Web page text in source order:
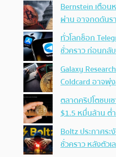
Bernstein เตือน
ผ่าน อาจกดดันร
ทั่วโลกช็อก
ชั่วคราว ก่อนกลั
Galaxy
Coldcard อาจพุ่
ตลาดคริปโตซบเ
$1.5 หมื่นล้าน ต่
Boltz ประกาศระ
ชั่วคราว หลังตัวเ